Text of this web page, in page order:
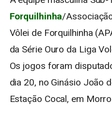
Forquilhinha/
Vôlei de Forquilhinha
da Série Ouro da Liga
Os jogos foram
dia 20, no Ginásio João
Estação Cocal, em